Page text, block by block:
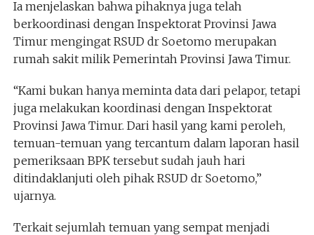
Ia menjelaskan bahwa pihaknya juga telah
berkoordinasi dengan Inspektorat Provinsi Jawa
Timur mengingat RSUD dr Soetomo merupakan
rumah sakit milik Pemerintah Provinsi Jawa Timur.
“Kami bukan hanya meminta data dari pelapor, tetapi
juga melakukan koordinasi dengan Inspektorat
Provinsi Jawa Timur. Dari hasil yang kami peroleh,
temuan-temuan yang tercantum dalam laporan hasil
pemeriksaan BPK tersebut sudah jauh hari
ditindaklanjuti oleh pihak RSUD dr Soetomo,”
ujarnya.
Terkait sejumlah temuan yang sempat menjadi